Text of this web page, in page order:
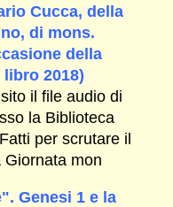
Cucca, della
di mons.
della
2018)
il file audio di
la Biblioteca
per scrutare il
mon
Genesi 1 e la